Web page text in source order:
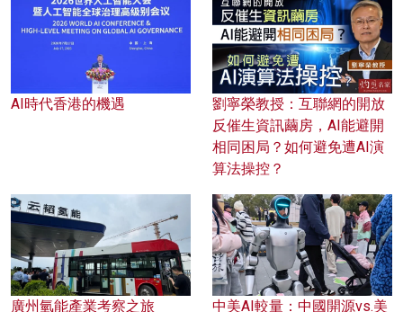
AI時代香港的機遇
劉寧榮教授：互聯網的開放
反催生資訊繭房，AI能避開
相同困局？如何避免遭AI演
算法操控？
廣州氫能產業考察之旅 中美AI較量：中國開源vs.美